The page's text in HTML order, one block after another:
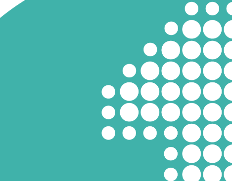
A
pénzügyi
milliárd
az egy